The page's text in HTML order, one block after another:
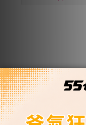
彰化縣-桃園機場